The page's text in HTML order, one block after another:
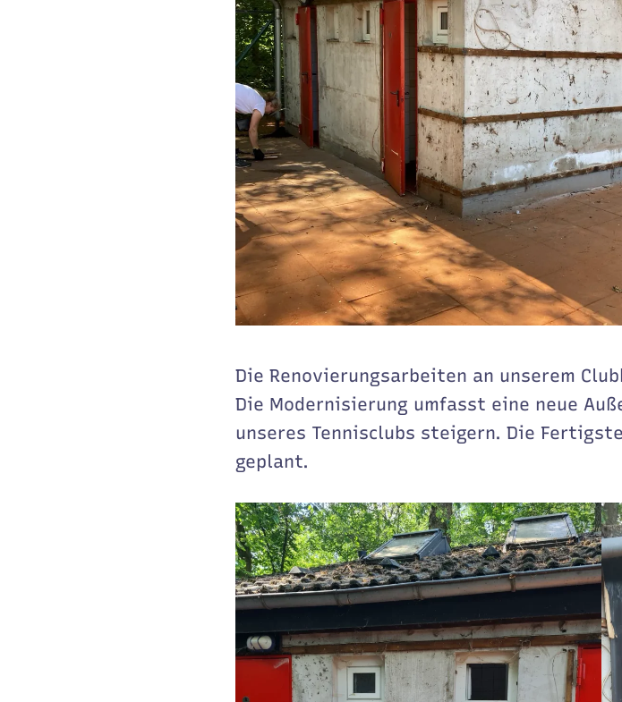
Die Renovierungsarbeiten an unserem
Die Modernisierung umfasst eine neue
unseres Tennisclubs steigern. Die
geplant.